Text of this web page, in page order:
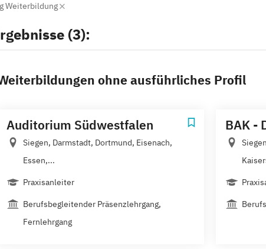
Weiterbildung
(3):
ohne ausführliches Profil
Auditorium Südwestfalen
Siegen, Darmstadt, Dortmund, Eisenach,
Essen,...
Praxisanleiter
Berufsbegleitender Präsenzlehrgang,
Fernlehrgang
BAK -